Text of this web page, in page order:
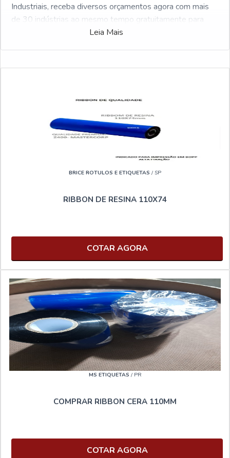
Industriais, receba diversos orçamentos agora com mais
de 30 indústrias ao mesmo tempo gratuitamente para
Leia Mais
BRICE ROTULOS E ETIQUETAS / SP
RIBBON DE RESINA 110X74
COTAR AGORA
MS ETIQUETAS / PR
COMPRAR RIBBON CERA 110MM
COTAR AGORA